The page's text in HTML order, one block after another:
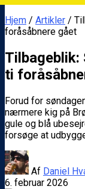
Hjem / Artikler /
foråsåbnere gået
Tilbageblik:
ti
Forud for
nærmere kig på
gule og blå
forsøge at
Af Daniel
6. februar 2026